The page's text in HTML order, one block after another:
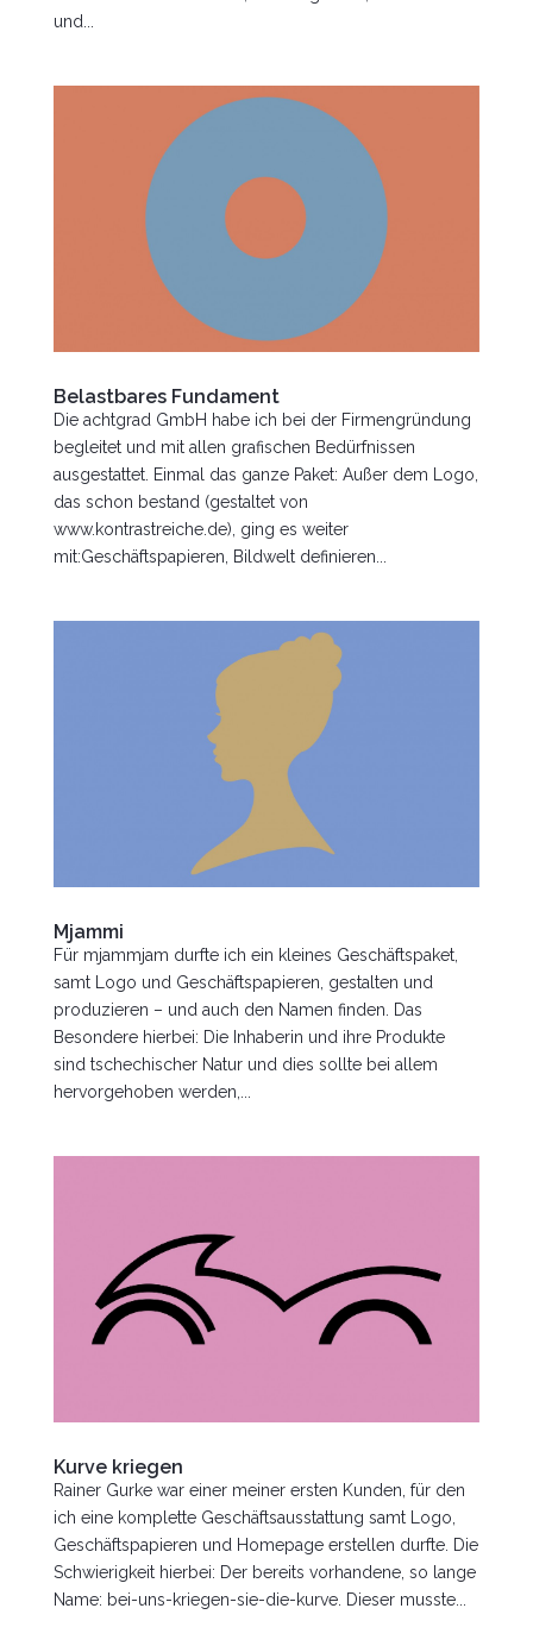
und...
Belastbares Fundament
Die achtgrad GmbH habe ich bei der Firmengründung
begleitet und mit allen grafischen Bedürfnissen
ausgestattet. Einmal das ganze Paket: Außer dem Logo,
das schon bestand (gestaltet von
www.kontrastreiche.de), ging es weiter
mit:Geschäftspapieren, Bildwelt definieren...
Mjammi
Für mjammjam durfte ich ein kleines Geschäftspaket,
samt Logo und Geschäftspapieren, gestalten und
produzieren – und auch den Namen finden. Das
Besondere hierbei: Die Inhaberin und ihre Produkte
sind tschechischer Natur und dies sollte bei allem
hervorgehoben werden,...
Kurve kriegen
Rainer Gurke war einer meiner ersten Kunden, für den
ich eine komplette Geschäftsausstattung samt Logo,
Geschäftspapieren und Homepage erstellen durfte. Die
Schwierigkeit hierbei: Der bereits vorhandene, so lange
Name: bei-uns-kriegen-sie-die-kurve. Dieser musste...